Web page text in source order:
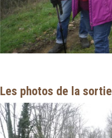
Les photos de la sortie